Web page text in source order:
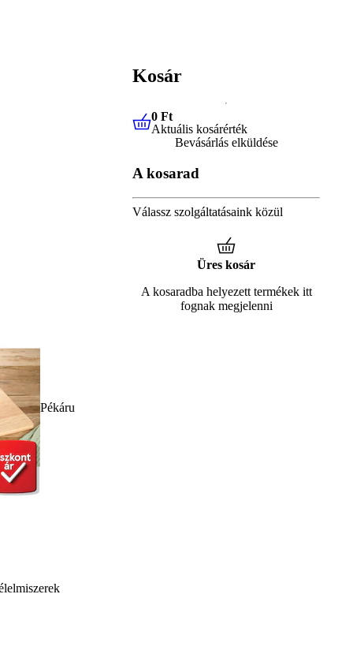
Pékáru
Kosár
0 FtAktuális kosárérték
0 Ft
Aktuális kosárérték
Bevásárlás elküldése
A kosarad
Válassz szolgáltatásaink közül
Üres kosár
A kosaradba helyezett termékek itt
fognak megjelenni